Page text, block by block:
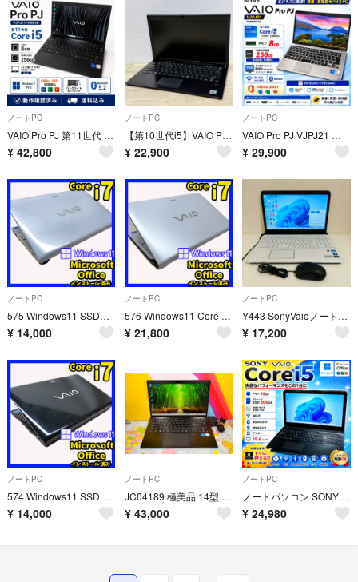
ノートPC
VAIO Pro PJ 第11世代 i5 SSD256GB Office付き
¥ 42,800
ノートPC
【第10世代i5】VAIO Pro PG VJPG138 SSD256GB 軽量
¥ 22,900
ノートPC
VAIO Pro PJ VJPJ21 第11世代Core i5 8GB SSD
¥ 29,900
ノートPC
575 Windows11 SSDノートパソコン オフィス付きVAIO品質
¥ 14,000
ノートPC
576 Windows11 Core i7 Bluetooth SSDノートパソコン
¥ 21,800
ノートPC
Y443 SonyVaioノートパソコンi7メモリ8G SSD高速 Win11
¥ 17,200
ノートPC
574 Windows11 SSDノートパソコン オフィス付きVAIO品質
¥ 14,000
ノートPC
JC04189 極美品 14型 VJPK22 LTE 第12世代 VAIO Pro ノートPC office2024 大容量
¥ 43,000
ノートPC
ノートパソコン SONY VAIO Corei5 メモリ16GB SSD500GB DVD Webカメラ Windows11
¥ 24,980